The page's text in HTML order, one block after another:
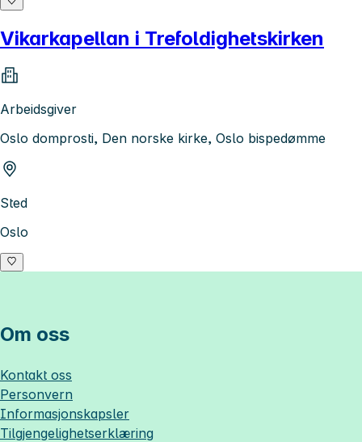
Vikarkapellan i Trefoldighetskirken
Arbeidsgiver
Oslo domprosti, Den norske kirke, Oslo bispedømme
Sted
Oslo
Om oss
Kontakt oss
Personvern
Informasjonskapsler
Tilgjengelighetserklæring